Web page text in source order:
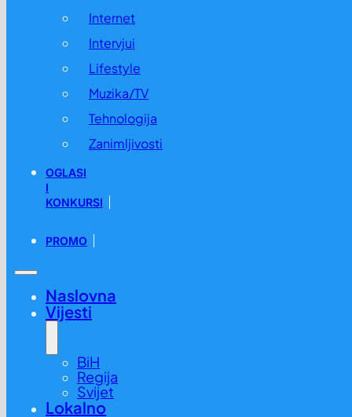
Internet
Intervjui
Lifestyle
Muzika/TV
Tehnologija
Zanimljivosti
OGLASI
I
KONKURSI
PROMO
Naslovna
Vijesti
BiH
Regija
Svijet
Lokalno